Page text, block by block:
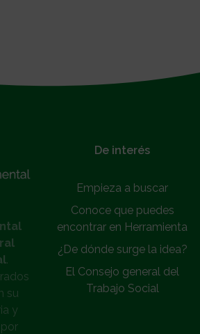
.
su
y
De interés
Empieza a buscar
Conoce que puedes
encontrar en Herramienta
¿De dónde surge la idea?
El Consejo general del
Trabajo Social